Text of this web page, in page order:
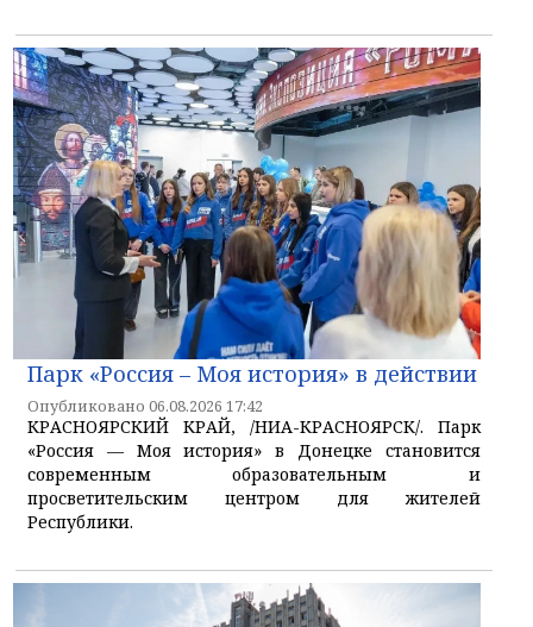
Парк «Россия – Моя история» в действии
Опубликовано 06.08.2026 17:42
КРАСНОЯРСКИЙ КРАЙ, /НИА-КРАСНОЯРСК/. Парк
«Россия — Моя история» в Донецке становится
современным образовательным и
просветительским центром для жителей
Республики.